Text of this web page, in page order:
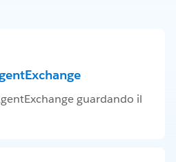
guardando il